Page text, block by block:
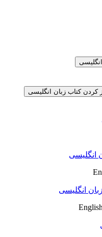
کردن کتاب زبان انگلیسی
انگلیسی
انگلیسی